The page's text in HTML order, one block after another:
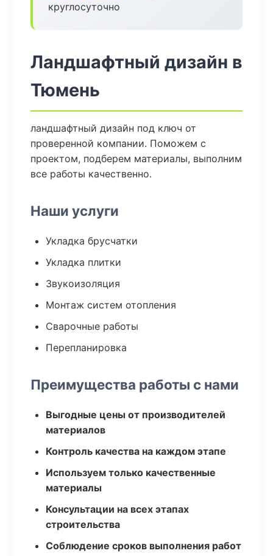
круглосуточно
Ландшафтный дизайн в
Тюмень
ландшафтный дизайн под ключ от
проверенной компании. Поможем с
проектом, подберем материалы, выполним
все работы качественно.
Наши услуги
Укладка брусчатки
Укладка плитки
Звукоизоляция
Монтаж систем отопления
Сварочные работы
Перепланировка
Преимущества работы с нами
Выгодные цены от производителей
материалов
Контроль качества на каждом этапе
Используем только качественные
материалы
Консультации на всех этапах
строительства
Соблюдение сроков выполнения работ